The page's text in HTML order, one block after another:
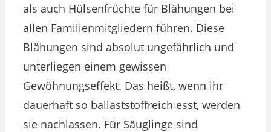
als auch Hülsenfrüchte für Blähungen bei
allen Familienmitgliedern führen. Diese
Blähungen sind absolut ungefährlich und
unterliegen einem gewissen
Gewöhnungseffekt. Das heißt, wenn ihr
dauerhaft so ballaststoffreich esst, werden
sie nachlassen. Für Säuglinge sind